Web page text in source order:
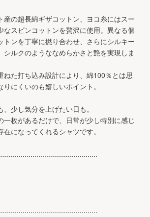
産の超長綿ギザコットン、ヨコ糸にはスー
なスビンコットンを贅沢に使用。異なる個
トンを丁寧に撚り合わせ、さらにシルキー
シルクのようななめらかさと艶を実現しま
ねた打ち込み設計により、綿100％とは思
にくいのも嬉しいポイント。
少し気分を上げたい日も。
一枚があるだけで、日常が少し特別に感じ
になってくれるシャツです。